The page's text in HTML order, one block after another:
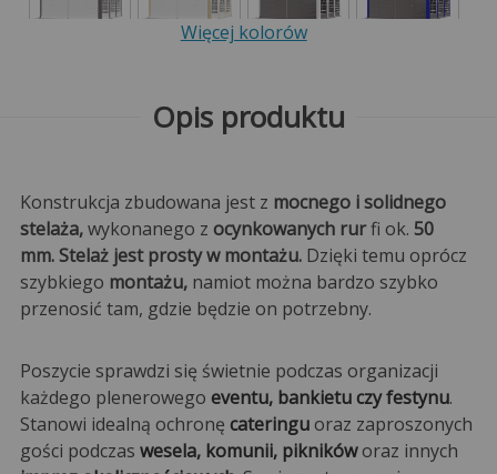
Więcej kolorów
Opis produktu
Konstrukcja zbudowana jest z mocnego i solidnego
stelaża,wykonanego z ocynkowanych rurfi ok. 50
mm. Stelaż jest prosty w montażu. Dzięki temu oprócz
szybkiego montażu,namiot można bardzo szybko
przenosić tam, gdzie będzie on potrzebny.
Poszycie sprawdzi się świetnie podczas organizacji
każdego plenerowego eventu, bankietu czy festynu.
Stanowi idealną ochronę cateringuoraz zaproszonych
gości podczas wesela, komunii, piknikóworaz innych